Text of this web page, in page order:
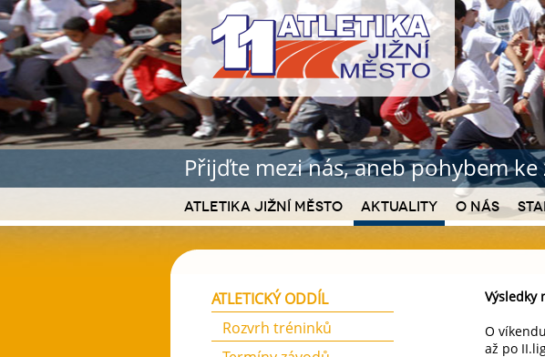
Přijďte mezi nás, aneb pohybem ke
Atletika Jižní Město Aktuality O nás
Výsledky
O
až po
ATLETICKÝ ODDÍL
Rozvrh tréninků